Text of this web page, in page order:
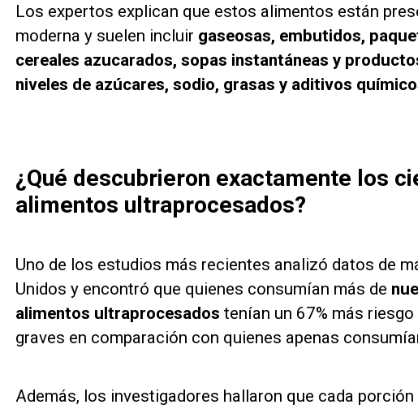
Los expertos explican que estos alimentos están
moderna y suelen incluir gaseosas, embutidos,
cereales azucarados, sopas instantáneas y
niveles de azúcares, sodio, grasas y aditivos
¿Qué descubrieron exactamente los
alimentos ultraprocesados?
Uno de los estudios más recientes analizó datos de
Unidos y encontró que quienes consumían más de
alimentos ultraprocesados tenían un 67% más
graves en comparación con quienes apenas
Además, los investigadores hallaron que cada